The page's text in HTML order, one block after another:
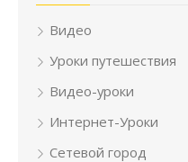
Видео
Уроки путешествия
Видео-уроки
Интернет-Уроки
Сетевой город